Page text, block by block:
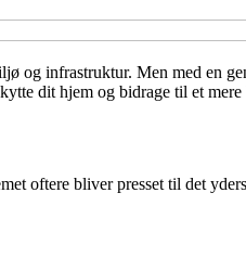
og infrastruktur. Men med en
dit hjem og bidrage til et
oftere bliver presset til det